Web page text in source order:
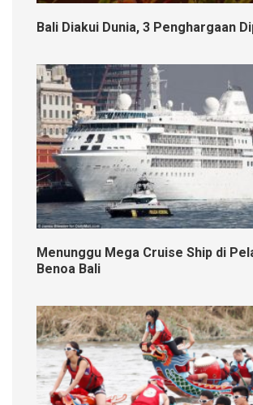
Bali Diakui Dunia, 3 Penghargaan
Menunggu Mega Cruise Ship di
Benoa Bali